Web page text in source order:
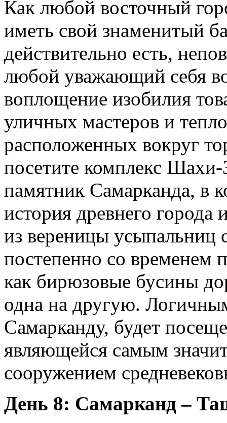
Как любой восточный
иметь свой знаменитый
действительно есть,
любой уважающий себя
воплощение изобилия
уличных мастеров и
расположенных вокруг
посетите комплекс
памятник Самарканда, в
история древнего города
из вереницы усыпальниц
постепенно со временем
как бирюзовые бусины
одна на другую.
Самарканду, будет
являющейся самым
сооружением
День 8: Самарканд –